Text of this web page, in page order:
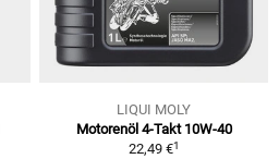
LIQUI MOLY
Motorenöl 4-Takt 10W-40
22,49 €1